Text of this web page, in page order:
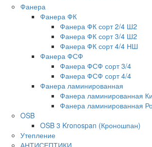
Фанера
Фанера ФК
Фанера ФК сорт 2/4 Ш2
Фанера ФК сорт 3/4 Ш2
Фанера ФК сорт 4/4 НШ
Фанера ФСФ
Фанера ФСФ сорт 3/4
Фанера ФСФ сорт 4/4
Фанера ламинированная
Фанера ламинированная
Фанера ламинированная
OSB
OSB 3 Kronospan (Кроношпан)
Утепление